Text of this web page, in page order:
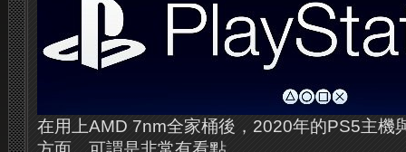
在用上AMD 7nm全家桶後，2020年的PS5主機